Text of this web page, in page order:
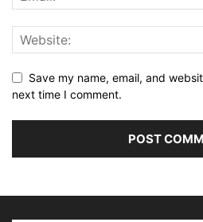
Save my name, email, and
next time I comment.